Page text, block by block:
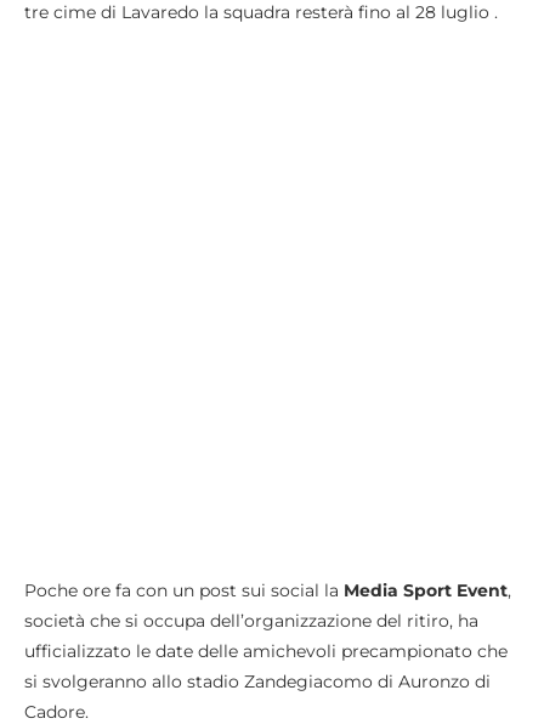
tre cime di Lavaredo la squadra resterà fino al 28 luglio .
Poche ore fa con un post sui social la Media Sport Event,
società che si occupa dell’organizzazione del ritiro, ha
ufficializzato le date delle amichevoli precampionato che
si svolgeranno allo stadio Zandegiacomo di Auronzo di
Cadore.